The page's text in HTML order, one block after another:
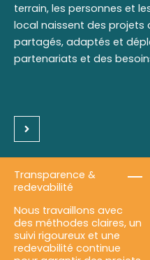
terrain, les personnes et
local naissent des projets
partagés, adaptés et
partenariats et des
Transparence &
redevabilité
Nous travaillons avec
des méthodes claires, un
suivi rigoureux et une
redevabilité continue